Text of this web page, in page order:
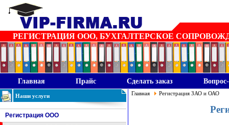
РЕГИСТРАЦИЯ ООО, БУХГАЛТЕРСКОЕ
Главная Прайс Сделать заказ
Наши услуги
Регистрация ООО
Главная Регистрация ЗАО и ОАО